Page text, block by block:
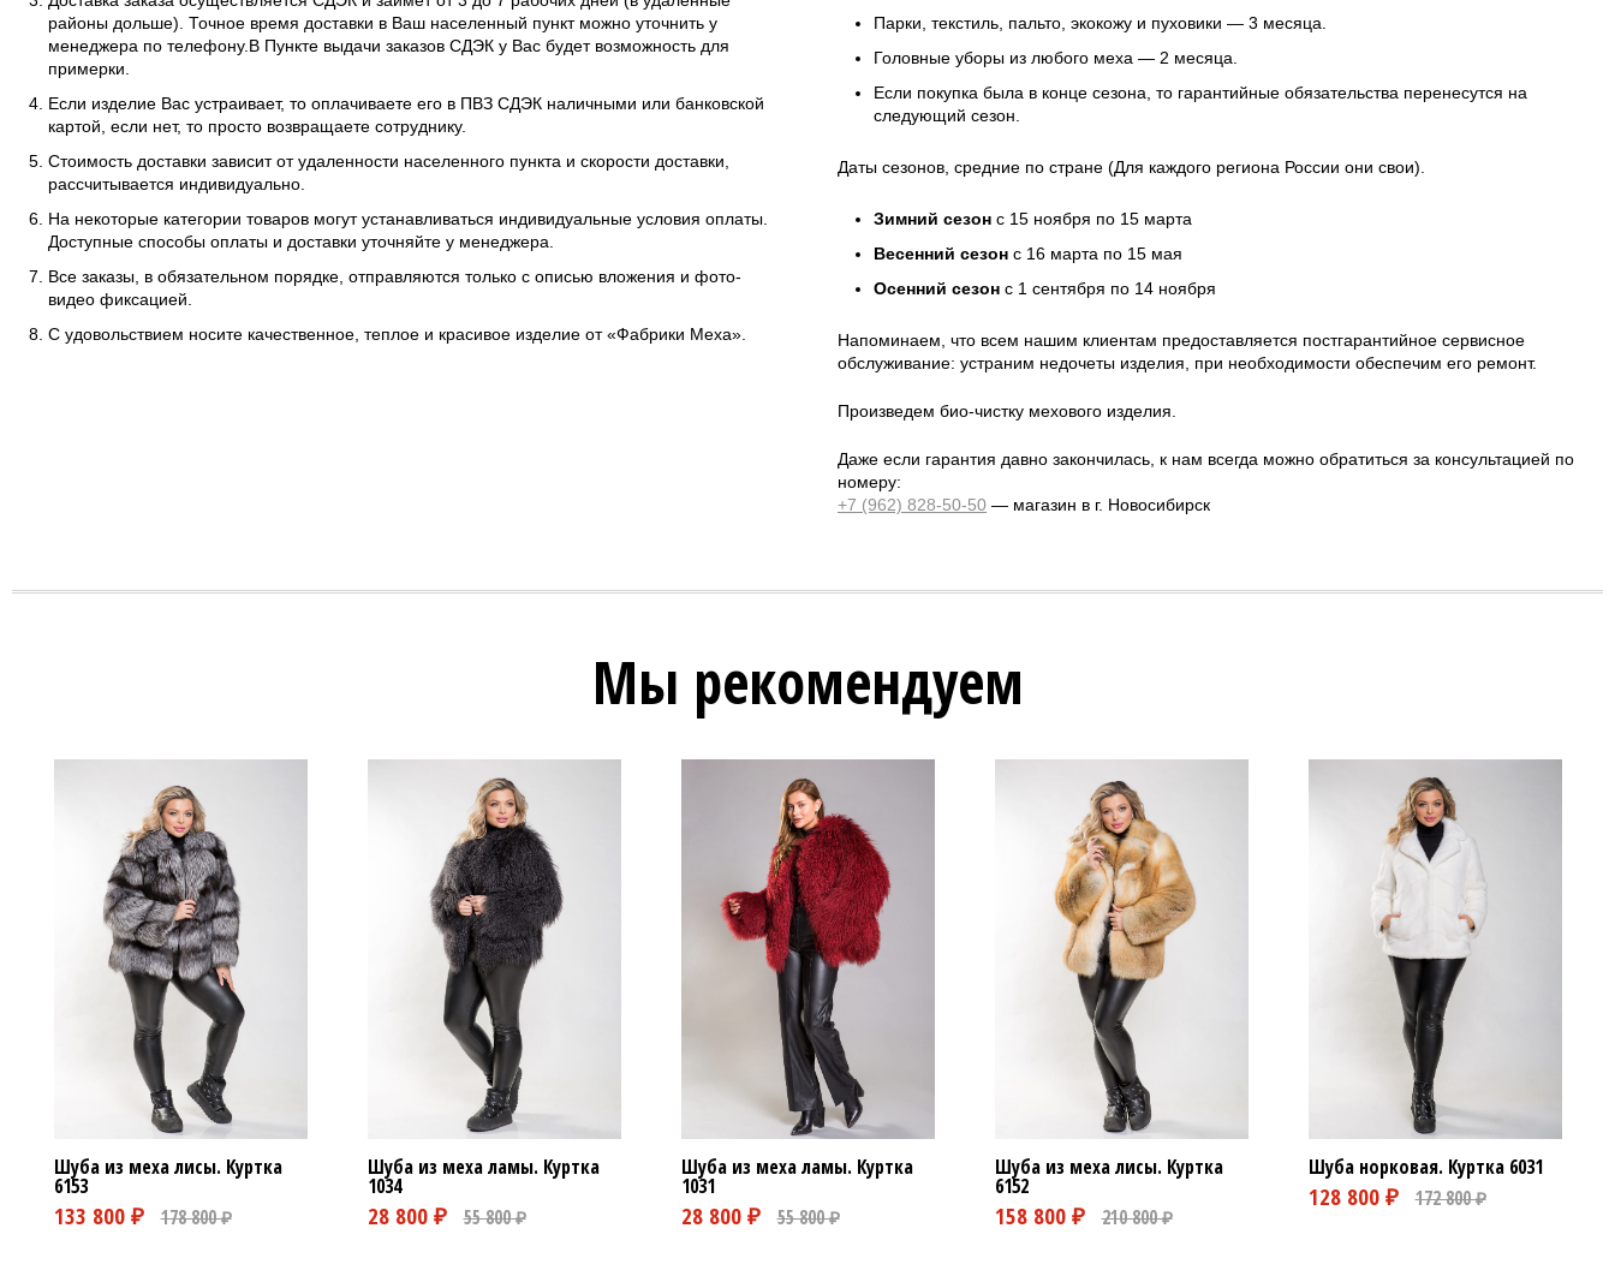
районы дольше). Точное время доставки в Ваш населенный пункт можно уточнить у
менеджера по телефону.В Пункте выдачи заказов СДЭК у Вас будет возможность для
примерки.
Если изделие Вас устраивает, то оплачиваете его в ПВЗ СДЭК наличными или банковской
картой, если нет, то просто возвращаете сотруднику.
Стоимость доставки зависит от удаленности населенного пункта и скорости доставки,
рассчитывается индивидуально.
На некоторые категории товаров могут устанавливаться индивидуальные условия оплаты.
Доступные способы оплаты и доставки уточняйте у менеджера.
Все заказы, в обязательном порядке, отправляются только с описью вложения и фото-
видео фиксацией.
С удовольствием носите качественное, теплое и красивое изделие от «Фабрики Меха».
Парки, текстиль, пальто, экокожу и пуховики — 3 месяца.
Головные уборы из любого меха — 2 месяца.
Если покупка была в конце сезона, то гарантийные обязательства перенесутся на
следующий сезон.
Даты сезонов, средние по стране (Для каждого региона России они свои).
Зимний сезон с 15 ноября по 15 марта
Весенний сезон с 16 марта по 15 мая
Осенний сезон с 1 сентября по 14 ноября
Напоминаем, что всем нашим клиентам предоставляется постгарантийное сервисное
обслуживание: устраним недочеты изделия, при необходимости обеспечим его ремонт.
Произведем био-чистку мехового изделия.
Даже если гарантия давно закончилась, к нам всегда можно обратиться за консультацией по
номеру:
+7 (962) 828-50-50 — магазин в г. Новосибирск
Мы рекомендуем
Шуба из меха лисы. Куртка
6153
Шуба из меха ламы. Куртка
1034
Шуба из меха ламы. Куртка
1031
Шуба из меха лисы. Куртка
6152
Шуба норковая. Куртка 6031